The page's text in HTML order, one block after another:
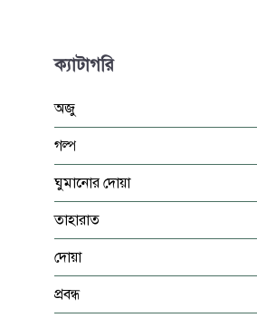
ক্যাটাগরি
অজু
গল্প
ঘুমানোর দোয়া
তাহারাত
দোয়া
প্রবন্ধ